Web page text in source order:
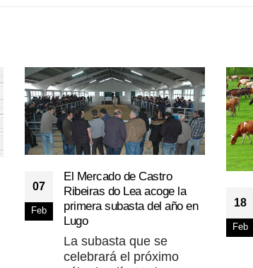
07
Feb
El Mercado de Castro
Ribeiras do Lea acoge la
primera subasta del año en
Lugo
La subasta que se
celebrará el próximo
18
Feb